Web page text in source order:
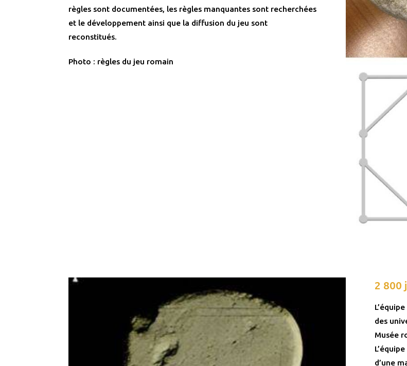
règles sont documentées, les règles manquantes sont recherchées
et le développement ainsi que la diffusion du jeu sont
reconstitués.
Photo : règles du jeu romain
2 800
des
Musée
d’une